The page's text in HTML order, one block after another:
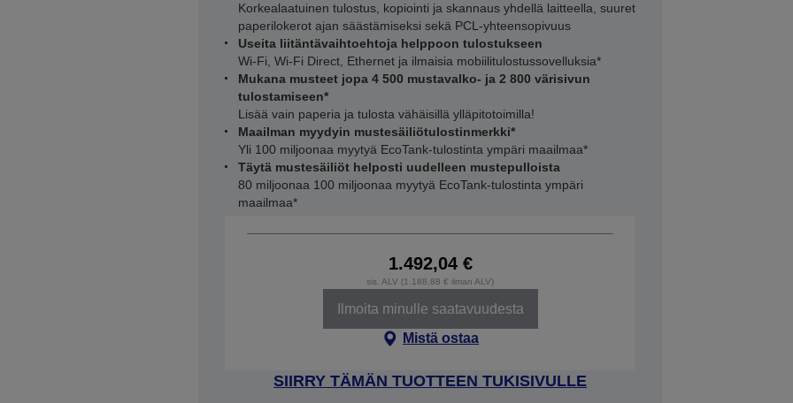
Korkealaatuinen tulostus, kopiointi ja skannaus yhdellä laitteella, suuret
paperilokerot ajan säästämiseksi sekä PCL-yhteensopivuus
Useita liitäntävaihtoehtoja helppoon tulostukseen
Wi-Fi, Wi-Fi Direct, Ethernet ja ilmaisia mobiilitulostussovelluksia*
Mukana musteet jopa 4 500 mustavalko- ja 2 800 värisivun
tulostamiseen*
Lisää vain paperia ja tulosta vähäisillä ylläpitotoimilla!
Maailman myydyin mustesäiliötulostinmerkki*
Yli 100 miljoonaa myytyä EcoTank-tulostinta ympäri maailmaa*
Täytä mustesäiliöt helposti uudelleen mustepulloista
80 miljoonaa 100 miljoonaa myytyä EcoTank-tulostinta ympäri
maailmaa*
1.492,04 €
sis. ALV (1.188,88 € ilman ALV)
Ilmoita minulle saatavuudesta
Mistä ostaa
SIIRRY TÄMÄN TUOTTEEN TUKISIVULLE